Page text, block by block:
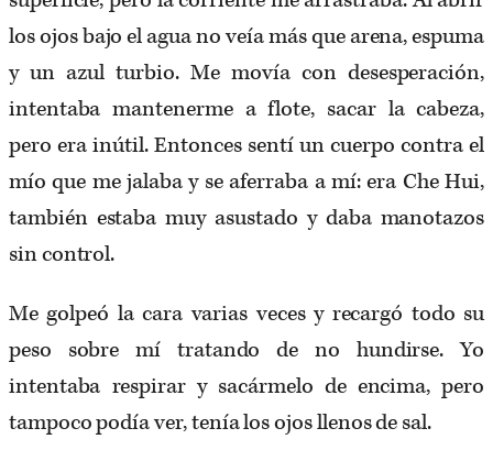
los ojos bajo el agua no veía más que arena, espuma
y un azul turbio. Me movía con desesperación,
intentaba mantenerme a flote, sacar la cabeza,
pero era inútil. Entonces sentí un cuerpo contra el
mío que me jalaba y se aferraba a mí: era Che Hui,
también estaba muy asustado y daba manotazos
sin control.
Me golpeó la cara varias veces y recargó todo su
peso sobre mí tratando de no hundirse. Yo
intentaba respirar y sacármelo de encima, pero
tampoco podía ver, tenía los ojos llenos de sal.